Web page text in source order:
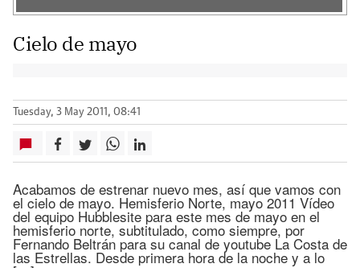
Cielo de mayo
Tuesday, 3 May 2011, 08:41
Acabamos de estrenar nuevo mes, así que vamos con
el cielo de mayo. Hemisferio Norte, mayo 2011 Vídeo
del equipo Hubblesite para este mes de mayo en el
hemisferio norte, subtitulado, como siempre, por
Fernando Beltrán para su canal de youtube La Costa de
las Estrellas. Desde primera hora de la noche y a lo